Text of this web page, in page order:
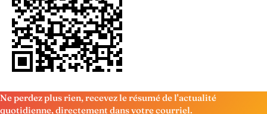
Ne perdez plus rien, recevez le résumé de l'actualité
quotidienne, directement dans votre courriel.